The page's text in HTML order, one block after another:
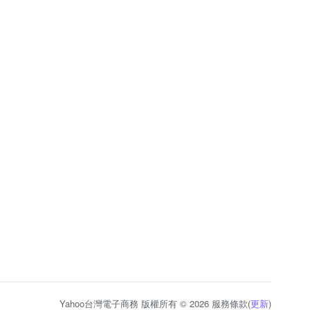
Yahoo台灣電子商務 版權所有 © 2026 服務條款(更新)